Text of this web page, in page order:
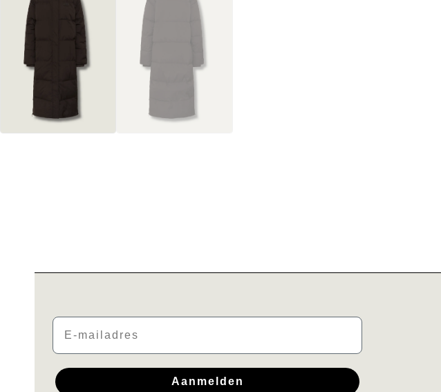
Email
Aanmelden